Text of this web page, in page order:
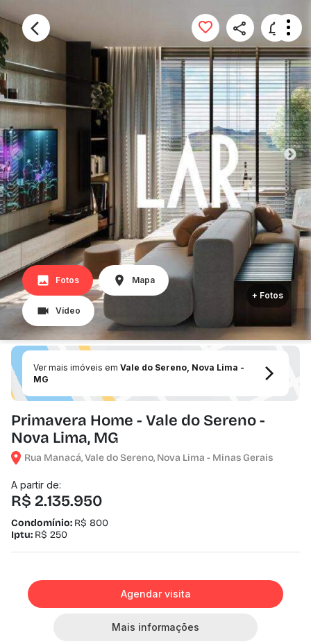
Fotos Mapa
Vídeo
+ Fotos
Ver mais imóveis em Vale do Sereno, Nova Lima -
MG
Primavera Home - Vale do Sereno -
Nova Lima, MG
Rua Manacá, Vale do Sereno, Nova Lima - Minas Gerais
A partir de:
R$ 2.135.950
Condomínio: R$ 800
Iptu: R$ 250
Agendar visita
Mais informações